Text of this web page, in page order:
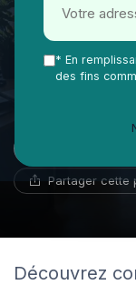
Partager cette
Découvrez
* En
des fins